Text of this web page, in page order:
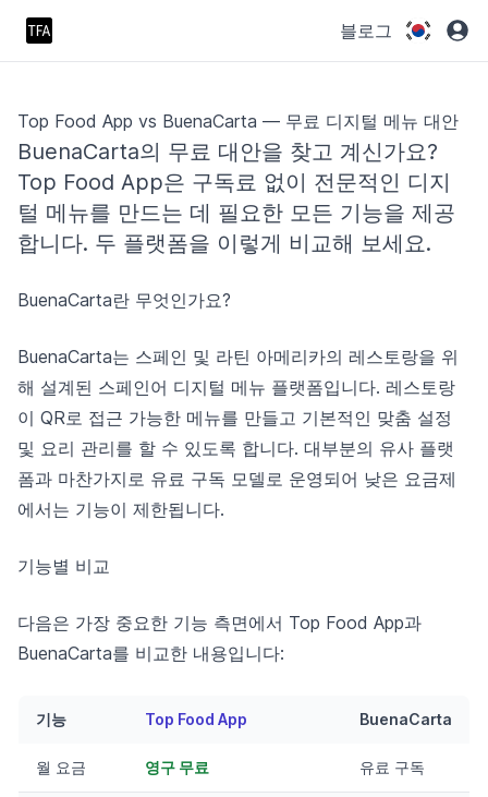
블로그
Top Food App vs BuenaCarta — 무료 디지털 메뉴 대안
BuenaCarta의 무료 대안을 찾고 계신가요?
Top Food App은 구독료 없이 전문적인 디지
털 메뉴를 만드는 데 필요한 모든 기능을 제공
합니다. 두 플랫폼을 이렇게 비교해 보세요.
BuenaCarta란 무엇인가요?
BuenaCarta는 스페인 및 라틴 아메리카의 레스토랑을 위
해 설계된 스페인어 디지털 메뉴 플랫폼입니다. 레스토랑
이 QR로 접근 가능한 메뉴를 만들고 기본적인 맞춤 설정
및 요리 관리를 할 수 있도록 합니다. 대부분의 유사 플랫
폼과 마찬가지로 유료 구독 모델로 운영되어 낮은 요금제
에서는 기능이 제한됩니다.
기능별 비교
다음은 가장 중요한 기능 측면에서 Top Food App과
BuenaCarta를 비교한 내용입니다:
기능 Top Food App BuenaCarta
월 요금 영구 무료 유료 구독